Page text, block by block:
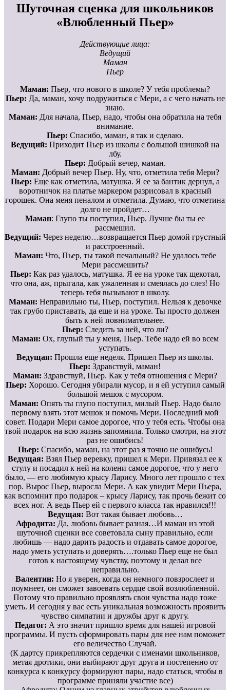
Шуточная сценка для школьников
«Влюбленный Пьер»
Действующие лица:
Ведущий
Маман
Пьер
Маман: Пьер, что нового в школе? У тебя проблемы?
Пьер: Да, маман, хочу подружиться с Мери, а с чего начать не
знаю.
Маман: Для начала, Пьер, надо, чтобы она обратила на тебя
внимание.
Пьер: Спасибо, маман, я так и сделаю.
Ведущий: Приходит Пьер из школы с большой шишкой на
лбу.
Пьер: Добрый вечер, маман.
Маман: Добрый вечер Пьер. Ну, что, отметила тебя Мери?
Пьер: Еще как отметила, матушка. Я ее за бантик дернул, а
воротничок на платье маркером разрисовал в красный
горошек. Она меня пеналом и отметила. Думаю, что отметина
долго не пройдет…
Маман: Глупо ты поступил, Пьер. Лучше бы ты ее
рассмешил.
Ведущий: Через неделю…возвращается Пьер домой грустный
и расстроенный.
Маман: Что, Пьер, ты такой печальный? Не удалось тебе
Мери рассмешить?
Пьер: Как раз удалось, матушка. Я ее на уроке так щекотал,
что она, аж, прыгала, как ужаленная и смеялась до слез! Но
теперь тебя вызывают в школу.
Маман: Неправильно ты, Пьер, поступил. Нельзя к девочке
так грубо приставать, да еще и на уроке. Ты просто должен
быть к ней повнимательнее.
Пьер: Следить за ней, что ли?
Маман: Ох, глупый ты у меня, Пьер. Тебе надо ей во всем
уступать.
Ведущая: Прошла еще неделя. Пришел Пьер из школы.
Пьер: Здравствуй, маман!
Маман: Здравствуй, Пьер. Как у тебя отношения с Мери?
Пьер: Хорошо. Сегодня убирали мусор, и я ей уступил самый
большой мешок с мусором.
Маман: Опять ты глупо поступил, милый Пьер. Надо было
первому взять этот мешок и помочь Мери. Последний мой
совет. Подари Мери самое дорогое, что у тебя есть. Чтобы она
твой подарок на всю жизнь запомнила. Только смотри, на этот
раз не ошибись!
Пьер: Спасибо, маман, на этот раз я точно не ошибусь!
Ведущая: Взял Пьер веревку, пришел к Мери. Привязал ее к
стулу и посадил к ней на колени самое дорогое, что у него
было, — его любимую крысу Ларису. Много лет прошло с тех
пор. Вырос Пьер, выросла Мери. А как увидит Мери Пьера,
как вспомнит про подарок – крысу Ларису, так прочь бежит со
всех ног. А ведь Пьер ей с первого класса так нравился!!!
Ведущая: Вот такая бывает любовь…
Афродита: Да, любовь бывает разная…И маман из этой
шуточной сценки все советовала сыну правильно, если
любишь — надо дарить радость и отдавать самое дорогое,
надо уметь уступать и доверять….только Пьер еще не был
готов к настоящему чувству, поэтому и делал все
неправильно.
Валентин: Но я уверен, когда он немного повзрослеет и
поумнеет, он сможет завоевать сердце свой возлюбленной.
Потому что правильно проявлять свои чувства надо тоже
уметь. И сегодня у вас есть уникальная возможность проявить
чувство симпатии и дружбы друг к другу.
Педагог: А это значит пришло время для нашей игровой
программы. И пусть сформировать пары для нее нам поможет
его величество Случай.
(К дартсу прикрепляются сердечки с именами школьников,
метая дротики, они выбирают друг друга и постепенно от
конкурса к конкурсу формируют пары, надо статься, чтобы в
программе приняли участие все)